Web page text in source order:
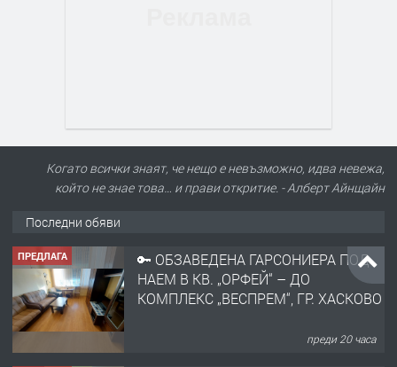
Когато всички знаят, че нещо е невъзможно, идва невежа,
който не знае това… и прави откритие. - Алберт Айнщайн
Последни обяви
ПРЕДЛАГА
🔑 ОБЗАВЕДЕНА ГАРСОНИЕРА ПОД
НАЕМ В КВ. „ОРФЕЙ“ – ДО
КОМПЛЕКС „ВЕСПРЕМ“, ГР. ХАСКОВО
преди 20 часа